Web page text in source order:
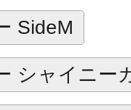
ョップ限定
ジ画像です
SideM
シャイニー